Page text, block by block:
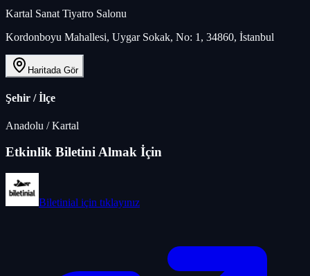
Kartal Sanat Tiyatro Salonu
Kordonboyu Mahallesi, Uygar Sokak, No: 1, 34860, İstanbul
Haritada Gör
Şehir / İlçe
Anadolu /Kartal
Etkinlik Biletini Almak İçin
Biletinial için tıklayınız